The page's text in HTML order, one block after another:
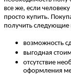
все же, если
просто купить.
получить следующие
возможность
выгодная
отсутствие
оформления